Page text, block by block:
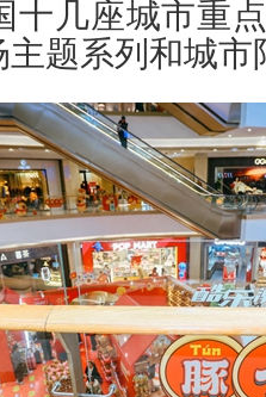
十几座城市重
题系列和城市